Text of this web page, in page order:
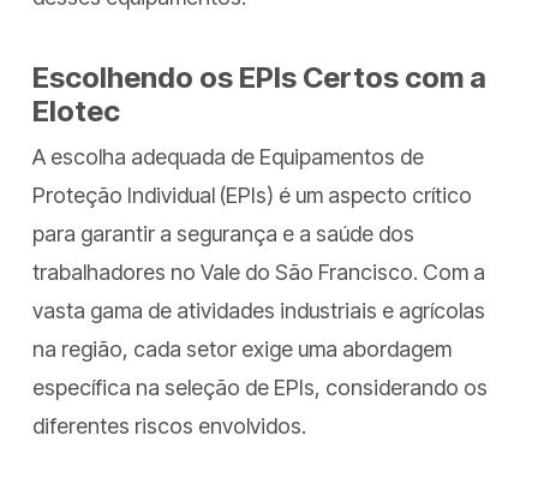
Escolhendo os EPIs Certos com a
Elotec
A escolha adequada de Equipamentos de
Proteção Individual (EPIs) é um aspecto crítico
para garantir a segurança e a saúde dos
trabalhadores no Vale do São Francisco. Com a
vasta gama de atividades industriais e agrícolas
na região, cada setor exige uma abordagem
específica na seleção de EPIs, considerando os
diferentes riscos envolvidos.